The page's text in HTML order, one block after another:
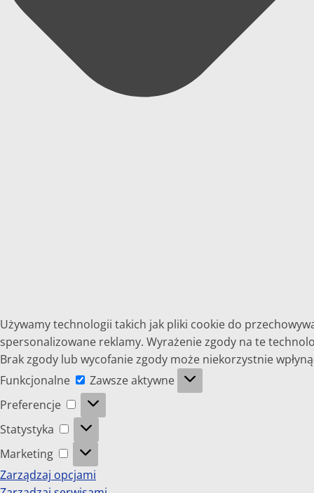
Używamy technologii takich jak pliki cookie do
spersonalizowane reklamy. Wyrażenie zgody na te
Brak zgody lub wycofanie zgody może niekorzystnie
Funkcjonalne
Funkcjonalne
Zawsze aktywne
Preferencje
Preferencje
Statystyka
Statystyka
Marketing
Marketing
Zarządzaj opcjami